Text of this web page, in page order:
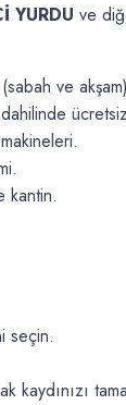
YURDU ve
ve
kantin.
seçin.
kaydınızı